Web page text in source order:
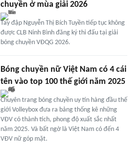
chuyền ở mùa giải 2026
Tay đập Nguyễn Thị Bích Tuyền tiếp tục không
được CLB Ninh Bình đăng ký thi đấu tại giải
bóng chuyền VĐQG 2026.
Bóng chuyền nữ Việt Nam có 4 cái
tên vào top 100 thế giới năm 2025
Chuyên trang bóng chuyền uy tín hàng đầu thế
giới Volleybox đưa ra bảng thống kê những
VĐV có thành tích, phong độ xuất sắc nhất
năm 2025. Và bất ngờ là Việt Nam có đến 4
VĐV nữ góp mặt.